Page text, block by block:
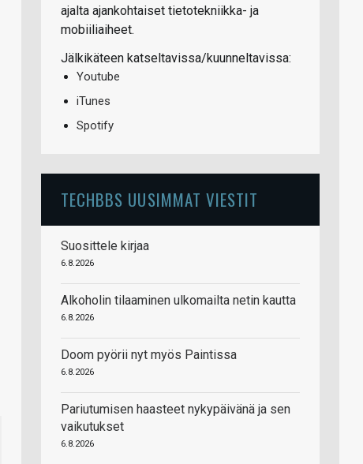
ajalta ajankohtaiset tietotekniikka- ja
mobiiliaiheet.
Jälkikäteen katseltavissa/kuunneltavissa:
Youtube
iTunes
Spotify
TECHBBS UUSIMMAT VIESTIT
Suosittele kirjaa
6.8.2026
Alkoholin tilaaminen ulkomailta netin kautta
6.8.2026
Doom pyörii nyt myös Paintissa
6.8.2026
Pariutumisen haasteet nykypäivänä ja sen
vaikutukset
6.8.2026